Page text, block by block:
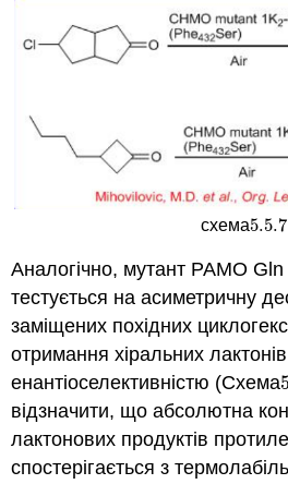
схема5.5.7
5.5.7
Аналогічно, мутант PAMO
тестується на асиметричну
заміщених похідних
отримання хіральних
енантіоселективністю (Схема
відзначити, що абсолютна
лактонових продуктів
спостерігається з